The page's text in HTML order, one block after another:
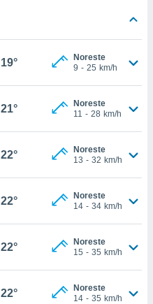
19°
Noreste
9 - 25 km/h
21°
Noreste
11 - 28 km/h
22°
Noreste
13 - 32 km/h
22°
Noreste
14 - 34 km/h
22°
Noreste
15 - 35 km/h
22°
Noreste
14 - 35 km/h